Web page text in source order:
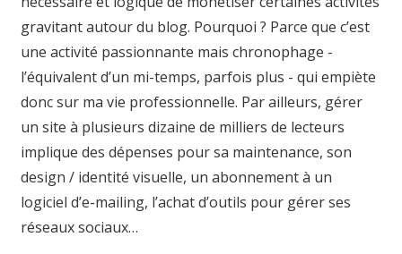
gravitant autour du blog. Pourquoi ? Parce que c’est
une activité passionnante mais chronophage -
l’équivalent d’un mi-temps, parfois plus - qui empiète
donc sur ma vie professionnelle. Par ailleurs, gérer
un site à plusieurs dizaine de milliers de lecteurs
implique des dépenses pour sa maintenance, son
design / identité visuelle, un abonnement à un
logiciel d’e-mailing, l’achat d’outils pour gérer ses
réseaux sociaux…